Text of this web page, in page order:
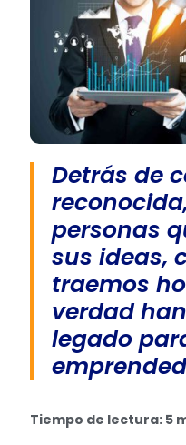
Detrás de
personas
sus ideas,
traemos
verdad
legado
Tiempo de lectura: 5